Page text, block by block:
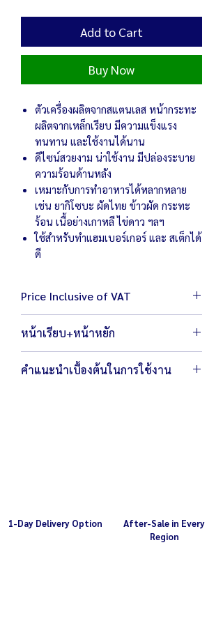
Add to Cart
Buy Now
ตัวเครื่องผลิตจากสแตนเลส หน้ากระทะ
ผลิตจากเหล็กเรียบ มีความแข็งแรง
ทนทาน และใช้งานได้นาน
ดีไซน์สวยงาม น่าใช้งาน มีปล่องระบาย
ความร้อนด้านหลัง
เหมาะกับการทำอาหารได้หลากหลาย
เช่น ยากิโซบะ ผัดไทย ข้าวผัด กระทะ
ร้อน เนื้อย่างเกาหลี ไข่ดาว ฯลฯ
ใช้สำหรับทำแฮมเบอร์เกอร์ และ สเต็กได้
ดี
Price Inclusive of VAT
หน้าเรียบ+หน้าหยัก
ตัวเครื่องขนาด 46 x 42 x 39 ซม.
น้ำหนัก 17 กิโลกรัม
คำแนะนำเบื้องต้นในการใช้งาน
1-Day Delivery Option
After-Sale in Every
Region